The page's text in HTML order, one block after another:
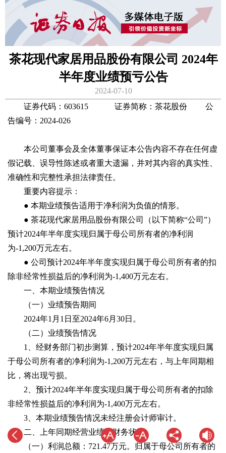
茶花现代家居用品股份有限公司 2024年
半年度业绩预亏公告
2024-07-10
证券代码：603615 证券简称：茶花股份 公
告编号：2024-026
本公司董事会及全体董事保证本公告内容不存在任何虚
假记载、误导性陈述或者重大遗漏，并对其内容的真实性、
准确性和完整性承担法律责任。
重要内容提示：
● 本期业绩预告适用于净利润为负值的情形。
● 茶花现代家居用品股份有限公司（以下简称“公司”）
预计2024年半年度实现归属于母公司所有者的净利润
为-1,200万元左右。
● 公司预计2024年半年度实现归属于母公司所有者的扣
除非经常性损益后的净利润为-1,400万元左右。
一、本期业绩预告情况
（一）业绩预告期间
2024年1月1日至2024年6月30日。
（二）业绩预告情况
1、经财务部门初步测算，预计2024年半年度实现归属
于母公司所有者的净利润为-1,200万元左右，与上年同期相
比，将出现亏损。
2、预计2024年半年度实现归属于母公司所有者的扣除
非经常性损益后的净利润为-1,400万元左右。
3、本期业绩预告情况未经注册会计师审计。
二、上年同期经营业绩和财务状况
（一）利润总额：721.47万元。归属于母公司所有者的